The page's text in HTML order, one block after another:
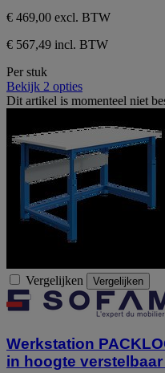
€ 469,00 excl. BTW
€ 567,49 incl. BTW
Per stuk
Bekijk 2 opties
Dit artikel is momenteel niet
Vergelijken Vergelijken
Werkstation
in hoogte verstelbaar